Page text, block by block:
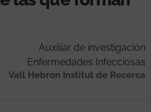
Auxiliar de investigación
Enfermedades Infecciosas
Vall Hebron Institut de Recerca